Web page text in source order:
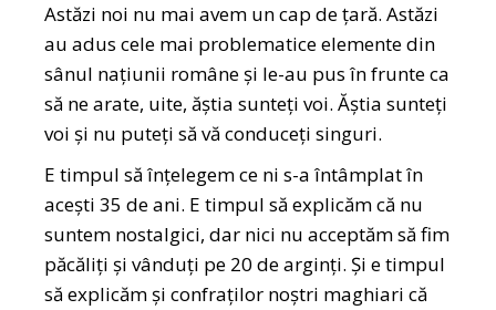
Astăzi noi nu mai avem un cap de țară. Astăzi
au adus cele mai problematice elemente din
sânul națiunii române și le-au pus în frunte ca
să ne arate, uite, ăștia sunteți voi. Ăștia sunteți
voi și nu puteți să vă conduceți singuri.
E timpul să înțelegem ce ni s-a întâmplat în
acești 35 de ani. E timpul să explicăm că nu
suntem nostalgici, dar nici nu acceptăm să fim
păcăliți și vânduți pe 20 de arginți. Și e timpul
să explicăm și confraților noștri maghiari că